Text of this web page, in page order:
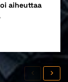
aiheuttaa